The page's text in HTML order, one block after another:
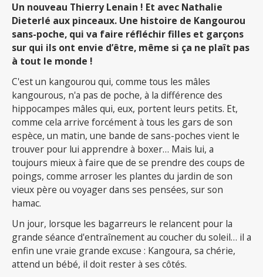
Un nouveau Thierry Lenain ! Et avec Nathalie
Dieterlé aux pinceaux. Une histoire de Kangourou
sans-poche, qui va faire réfléchir filles et garçons
sur qui ils ont envie d’être, même si ça ne plaît pas
à tout le monde !
C'est un kangourou qui, comme tous les mâles
kangourous, n'a pas de poche, à la différence des
hippocampes mâles qui, eux, portent leurs petits. Et,
comme cela arrive forcément à tous les gars de son
espèce, un matin, une bande de sans-poches vient le
trouver pour lui apprendre à boxer… Mais lui, a
toujours mieux à faire que de se prendre des coups de
poings, comme arroser les plantes du jardin de son
vieux père ou voyager dans ses pensées, sur son
hamac.
Un jour, lorsque les bagarreurs le relancent pour la
grande séance d'entraînement au coucher du soleil… il a
enfin une vraie grande excuse : Kangoura, sa chérie,
attend un bébé, il doit rester à ses côtés.